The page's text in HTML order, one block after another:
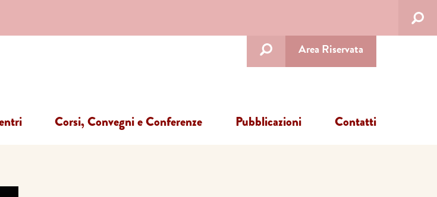
Area Riservata
Corsi, Convegni e Conferenze Pubblicazioni Contatti